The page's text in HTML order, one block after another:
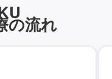
の流れ